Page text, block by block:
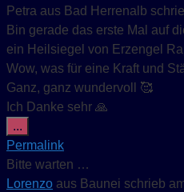
Petra aus Bad Herrenalb
Bin gerade das erste Mal auf
ein Heilsiegel von Erzengel
Wow, was für eine Kraft und
Ganz, ganz wundervoll 🥰
Ich Danke sehr 🙏
...
Permalink
Bitte warten …
Lorenzo aus Baunei schrieb